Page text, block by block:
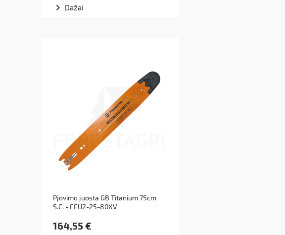
Dažai
Pjovimo juosta GB Titanium 75cm
S.C. - FFU2-25-80XV
164,55 €